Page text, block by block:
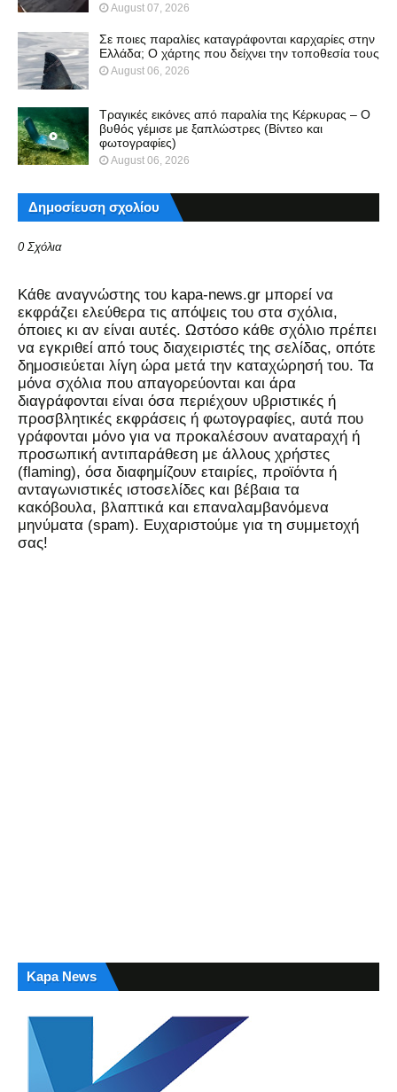
August 07, 2026
Σε ποιες παραλίες καταγράφονται καρχαρίες στην
Ελλάδα; Ο χάρτης που δείχνει την τοποθεσία τους
August 06, 2026
Τραγικές εικόνες από παραλία της Κέρκυρας – Ο
βυθός γέμισε με ξαπλώστρες (Βίντεο και
φωτογραφίες)
August 06, 2026
Δημοσίευση σχολίου
0 Σχόλια
Kάθε αναγνώστης του kapa-news.gr μπορεί να
εκφράζει ελεύθερα τις απόψεις του στα σχόλια,
όποιες κι αν είναι αυτές. Ωστόσο κάθε σχόλιο πρέπει
να εγκριθεί από τους διαχειριστές της σελίδας, οπότε
δημοσιεύεται λίγη ώρα μετά την καταχώρησή του. Τα
μόνα σχόλια που απαγορεύονται και άρα
διαγράφονται είναι όσα περιέχουν υβριστικές ή
προσβλητικές εκφράσεις ή φωτογραφίες, αυτά που
γράφονται μόνο για να προκαλέσουν αναταραχή ή
προσωπική αντιπαράθεση με άλλους χρήστες
(flaming), όσα διαφημίζουν εταιρίες, προϊόντα ή
ανταγωνιστικές ιστοσελίδες και βέβαια τα
κακόβουλα, βλαπτικά και επαναλαμβανόμενα
μηνύματα (spam). Ευχαριστούμε για τη συμμετοχή
σας!
Kapa News